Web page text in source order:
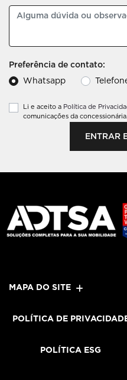
Preferência de contato:
Whatsapp
Li e aceito a Política de
comunicações da concessionária.
ENTRAR
MAPA DO SITE
POLÍTICA DE
POLÍTICA ESG